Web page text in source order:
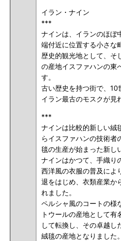
イラン・ナイン
***
ナインは、イランのほぼ
端付近に位置する小さな
歴史的観光地として、そ
の産地イスファハンの東
す。
古い歴史を持つ街で、10
イラン最古のモスクが見
***
ナインは比較的新しい絨
らイスファハンの技術者
毯の生産が始まった新し
ナインはかつて、手織り
西洋風の衣服の普及によ
退をはじめ、衣類産業か
れました。
ペルシャ風のコートの様
トウールの産地として有
して転換し、その卓越し
絨毯の産地となりました。